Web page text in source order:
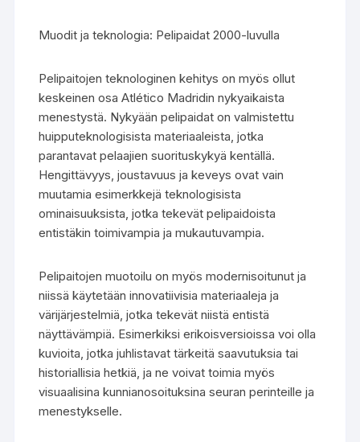
Muodit ja teknologia: Pelipaidat 2000-luvulla
Pelipaitojen teknologinen kehitys on myös ollut
keskeinen osa Atlético Madridin nykyaikaista
menestystä. Nykyään pelipaidat on valmistettu
huipputeknologisista materiaaleista, jotka
parantavat pelaajien suorituskykyä kentällä.
Hengittävyys, joustavuus ja keveys ovat vain
muutamia esimerkkejä teknologisista
ominaisuuksista, jotka tekevät pelipaidoista
entistäkin toimivampia ja mukautuvampia.
Pelipaitojen muotoilu on myös modernisoitunut ja
niissä käytetään innovatiivisia materiaaleja ja
värijärjestelmiä, jotka tekevät niistä entistä
näyttävämpiä. Esimerkiksi erikoisversioissa voi olla
kuvioita, jotka juhlistavat tärkeitä saavutuksia tai
historiallisia hetkiä, ja ne voivat toimia myös
visuaalisina kunnianosoituksina seuran perinteille ja
menestykselle.